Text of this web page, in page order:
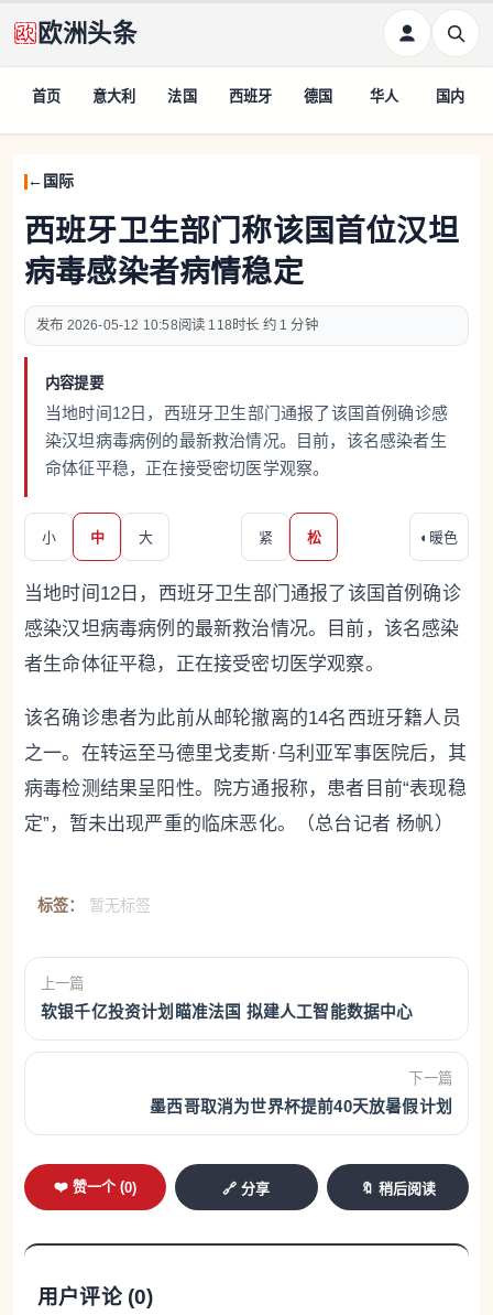
欧洲头条
首页 意大利 法国 西班牙 德国 华人 国内
国际
西班牙卫生部门称该国首位汉坦
病毒感染者病情稳定
2026-05-12 10:58 118 约 1 分钟
内容提要
当地时间12日，西班牙卫生部门通报了该国首例确诊感
染汉坦病毒病例的最新救治情况。目前，该名感染者生
命体征平稳，正在接受密切医学观察。
小 中 大 紧 松 ◐ 暖色
当地时间12日，西班牙卫生部门通报了该国首例确诊
感染汉坦病毒病例的最新救治情况。目前，该名感染
者生命体征平稳，正在接受密切医学观察。
该名确诊患者为此前从邮轮撤离的14名西班牙籍人员
之一。在转运至马德里戈麦斯·乌利亚军事医院后，其
病毒检测结果呈阳性。院方通报称，患者目前“表现稳
定”，暂未出现严重的临床恶化。（总台记者 杨帆）
标签： 暂无标签
上一篇
软银千亿投资计划瞄准法国 拟建人工智能数据中心
下一篇
墨西哥取消为世界杯提前40天放暑假计划
❤️ 赞一个 (0) 🔗 分享 🔖 稍后阅读
用户评论 (0)